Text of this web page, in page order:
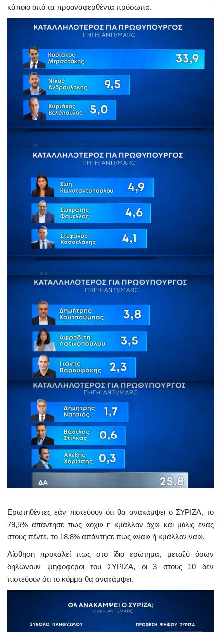
κάποιο από τα προαναφερθέντα πρόσωπα.
Ερωτηθέντες εάν πιστεύουν ότι θα ανακάμψει ο ΣΥΡΙΖΑ, το
79,5% απάντησε πως «όχι» ή «μάλλον όχι» και μόλις ένας
στους πέντε, το 18,8% απάντησε πως «ναι» ή «μάλλον ναι».
Αίσθηση προκαλεί πως στο ίδιο ερώτημα, μεταξύ όσων
δηλώνουν ψηφοφόροι του ΣΥΡΙΖΑ, οι 3 στους 10 δεν
πιστεύουν ότι το κόμμα θα ανακάμψει.